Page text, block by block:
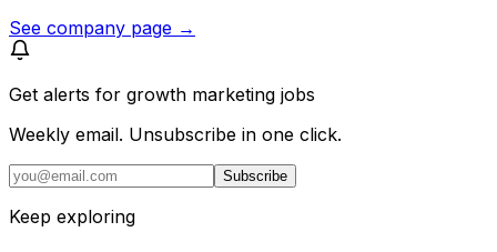
See company page →
Get alerts for growth marketing jobs
Weekly email. Unsubscribe in one click.
Subscribe
Keep exploring